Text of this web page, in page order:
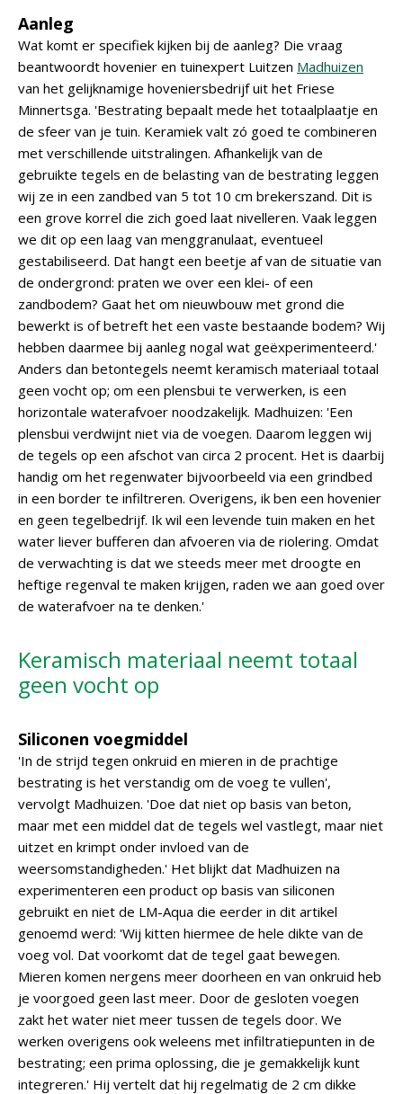
Aanleg
Wat komt er specifiek kijken bij de aanleg? Die vraag
beantwoordt hovenier en tuinexpert Luitzen Madhuizen
van het gelijknamige hoveniersbedrijf uit het Friese
Minnertsga. 'Bestrating bepaalt mede het totaalplaatje en
de sfeer van je tuin. Keramiek valt zó goed te combineren
met verschillende uitstralingen. Afhankelijk van de
gebruikte tegels en de belasting van de bestrating leggen
wij ze in een zandbed van 5 tot 10 cm brekerszand. Dit is
een grove korrel die zich goed laat nivelleren. Vaak leggen
we dit op een laag van menggranulaat, eventueel
gestabiliseerd. Dat hangt een beetje af van de situatie van
de ondergrond: praten we over een klei- of een
zandbodem? Gaat het om nieuwbouw met grond die
bewerkt is of betreft het een vaste bestaande bodem? Wij
hebben daarmee bij aanleg nogal wat geëxperimenteerd.'
Anders dan betontegels neemt keramisch materiaal totaal
geen vocht op; om een plensbui te verwerken, is een
horizontale waterafvoer noodzakelijk. Madhuizen: 'Een
plensbui verdwijnt niet via de voegen. Daarom leggen wij
de tegels op een afschot van circa 2 procent. Het is daarbij
handig om het regenwater bijvoorbeeld via een grindbed
in een border te infiltreren. Overigens, ik ben een hovenier
en geen tegelbedrijf. Ik wil een levende tuin maken en het
water liever bufferen dan afvoeren via de riolering. Omdat
de verwachting is dat we steeds meer met droogte en
heftige regenval te maken krijgen, raden we aan goed over
de waterafvoer na te denken.'
Keramisch materiaal neemt totaal
geen vocht op
Siliconen voegmiddel
'In de strijd tegen onkruid en mieren in de prachtige
bestrating is het verstandig om de voeg te vullen',
vervolgt Madhuizen. 'Doe dat niet op basis van beton,
maar met een middel dat de tegels wel vastlegt, maar niet
uitzet en krimpt onder invloed van de
weersomstandigheden.' Het blijkt dat Madhuizen na
experimenteren een product op basis van siliconen
gebruikt en niet de LM-Aqua die eerder in dit artikel
genoemd werd: 'Wij kitten hiermee de hele dikte van de
voeg vol. Dat voorkomt dat de tegel gaat bewegen.
Mieren komen nergens meer doorheen en van onkruid heb
je voorgoed geen last meer. Door de gesloten voegen
zakt het water niet meer tussen de tegels door. We
werken overigens ook weleens met infiltratiepunten in de
bestrating; een prima oplossing, die je gemakkelijk kunt
integreren.' Hij vertelt dat hij regelmatig de 2 cm dikke